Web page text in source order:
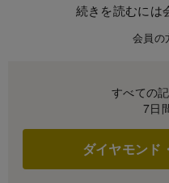
続きを読むには
会員の
すべての
7日
ダイヤモンド